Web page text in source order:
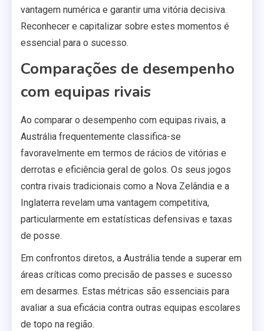
vantagem numérica e garantir uma vitória decisiva.
Reconhecer e capitalizar sobre estes momentos é
essencial para o sucesso.
Comparações de desempenho
com equipas rivais
Ao comparar o desempenho com equipas rivais, a
Austrália frequentemente classifica-se
favoravelmente em termos de rácios de vitórias e
derrotas e eficiência geral de golos. Os seus jogos
contra rivais tradicionais como a Nova Zelândia e a
Inglaterra revelam uma vantagem competitiva,
particularmente em estatísticas defensivas e taxas
de posse.
Em confrontos diretos, a Austrália tende a superar em
áreas críticas como precisão de passes e sucesso
em desarmes. Estas métricas são essenciais para
avaliar a sua eficácia contra outras equipas escolares
de topo na região.